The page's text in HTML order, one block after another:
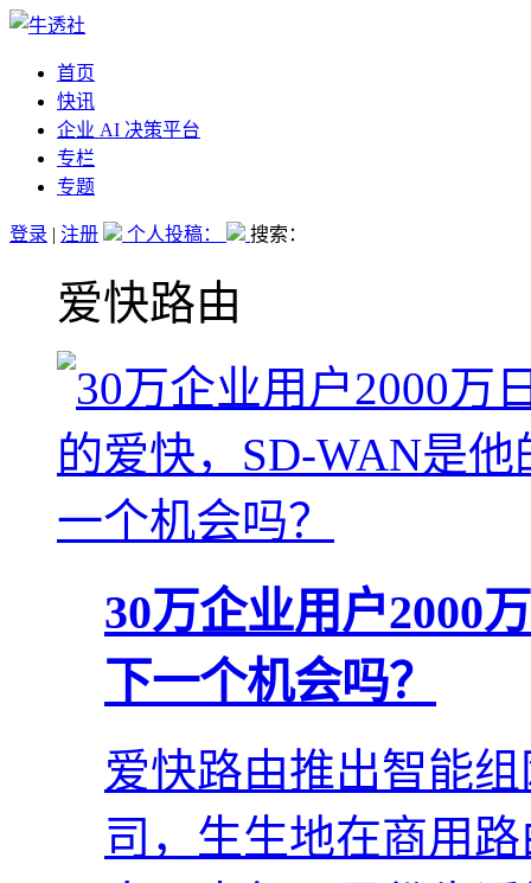
首页
快讯
企业 AI 决策平台
专栏
专题
登录 | 注册 个人投稿： 搜索：
爱快路由
30万企业用户2000
下一个机会吗？
爱快路由推出智能
司，生生地在商用